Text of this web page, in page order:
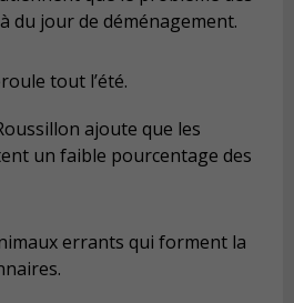
du jour de déménagement.
tout l’été.
ajoute que les
un faible pourcentage des
errants qui forment la